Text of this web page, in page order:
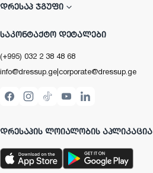
ᲓᲠᲔᲡᲐᲞ ᲯᲒᲣᲤᲘ
ᲡᲐᲙᲝᲜᲢᲐᲥᲢᲝ ᲓᲔᲢᲐᲚᲔᲑᲘ
(+995) 032 2 38 48 68
info@dressup.ge|corporate@dressup.ge
ᲓᲠᲔᲡᲐᲞᲘᲡ ᲚᲝᲘᲐᲚᲝᲑᲘᲡ ᲐᲞᲚᲘᲙᲐᲪᲘᲐ